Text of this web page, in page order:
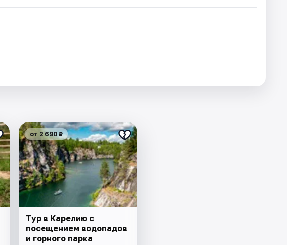
от 2 690 ₽
Тур в Карелию с
посещением водопадов
и горного парка